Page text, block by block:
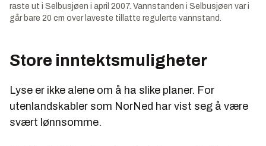
raste ut i Selbusjøen i april 2007. Vannstanden i Selbusjøen var i
går bare 20 cm over laveste tillatte regulerte vannstand.
Store inntektsmuligheter
Lyse er ikke alene om å ha slike planer. For
utenlandskabler som NorNed har vist seg å være
svært lønnsomme.